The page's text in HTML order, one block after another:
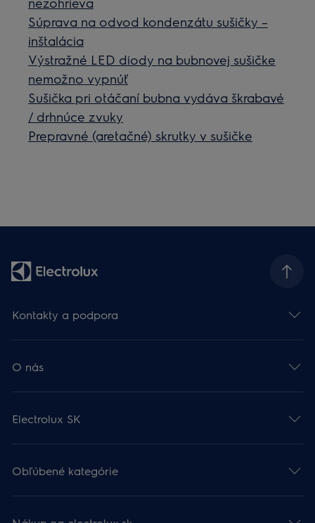
Súprava na odvod kondenzátu sušičky –
inštalácia
Výstražné LED diody na bubnovej sušičke
nemožno vypnúť
Sušička pri otáčaní bubna vydáva škrabavé
/ drhnúce zvuky
Prepravné (aretačné) skrutky v sušičke
Kontakty a podpora
O nás
Electrolux SK
Obľúbené kategórie